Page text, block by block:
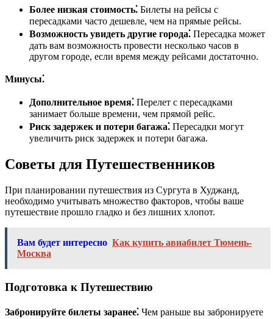
Более низкая стоимость⁚ Билеты на рейсы с
пересадками часто дешевле, чем на прямые рейсы.
Возможность увидеть другие города⁚ Пересадка может
дать вам возможность провести несколько часов в
другом городе, если время между рейсами достаточно.
Минусы⁚
Дополнительное время⁚ Перелет с пересадками
занимает больше времени, чем прямой рейс.
Риск задержек и потери багажа⁚ Пересадки могут
увеличить риск задержек и потери багажа.
Советы для Путешественников
При планировании путешествия из Сургута в Худжанд,
необходимо учитывать множество факторов, чтобы ваше
путешествие прошло гладко и без лишних хлопот.
Вам будет интересно Как купить авиабилет Тюмень-
Москва
Подготовка к Путешествию
Забронируйте билеты заранее⁚ Чем раньше вы забронируете